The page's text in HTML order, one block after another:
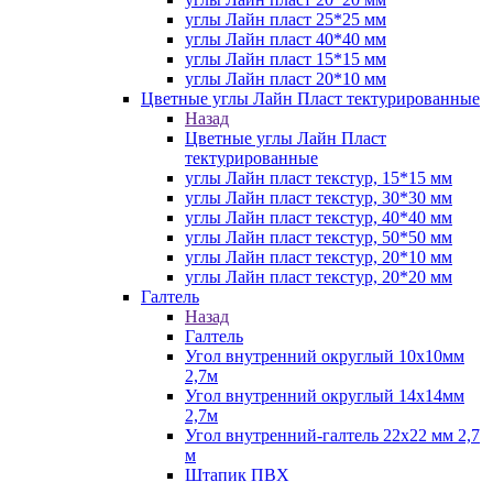
углы Лайн пласт 25*25 мм
углы Лайн пласт 40*40 мм
углы Лайн пласт 15*15 мм
углы Лайн пласт 20*10 мм
Цветные углы Лайн Пласт тектурированные
Назад
Цветные углы Лайн Пласт
тектурированные
углы Лайн пласт текстур, 15*15 мм
углы Лайн пласт текстур, 30*30 мм
углы Лайн пласт текстур, 40*40 мм
углы Лайн пласт текстур, 50*50 мм
углы Лайн пласт текстур, 20*10 мм
углы Лайн пласт текстур, 20*20 мм
Галтель
Назад
Галтель
Угол внутренний округлый 10х10мм
2,7м
Угол внутренний округлый 14х14мм
2,7м
Угол внутренний-галтель 22х22 мм 2,7
м
Штапик ПВХ